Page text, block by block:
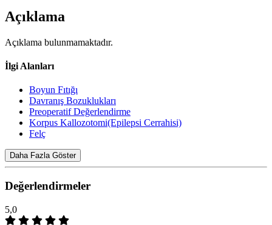
Açıklama
Açıklama bulunmamaktadır.
İlgi Alanları
Boyun Fıtığı
Davranış Bozuklukları
Preoperatif Değerlendirme
Korpus Kallozotomi(Epilepsi Cerrahisi)
Felç
Daha Fazla Göster
Değerlendirmeler
5,0